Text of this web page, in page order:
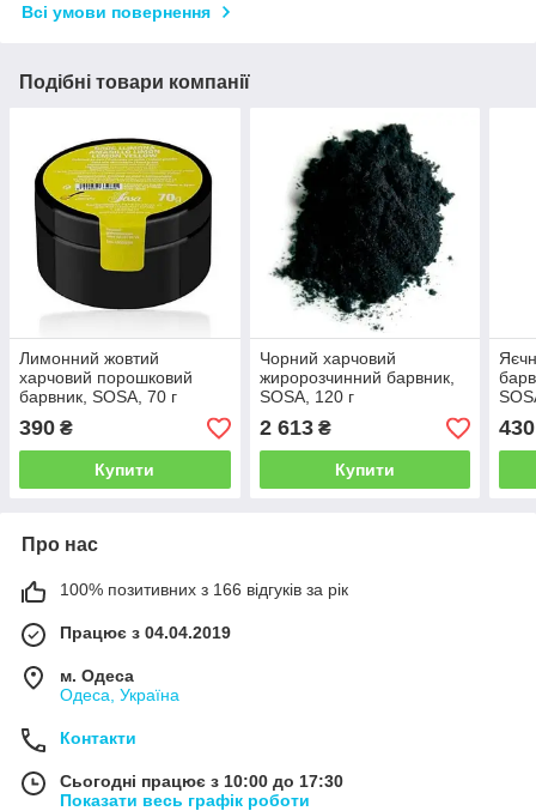
Всі умови повернення
Подібні товари компанії
Лимонний жовтий
харчовий порошковий
барвник, SOSA, 70 г
390 ₴
Купити
Чорний харчовий
жиророзчинний барвник,
SOSA, 120 г
2 613₴
Купити
430
Про нас
100% позитивних з 166 відгуків за рік
Працює з 04.04.2019
м. Одеса
Одеса, Україна
Контакти
Сьогодні працює з 10:00 до 17:30
Показати весь графік роботи